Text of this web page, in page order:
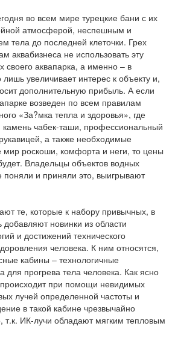
во всем мире турецкие бани с их
атмосферой, неспешным и
тела до последней клеточки. Грех
аквабизнеса не использовать эту
своего аквапарка, а именно – в
увеличивает интерес к объекту и,
дополнительную прибыль. А если
возведен по всем правилам
«За?мка тепла и здоровья», где
камень чабек-таши, профессиональный
а также необходимые
роскоши, комфорта и неги, то цены
Владельцы объектов водных
поняли и приняли это, выигрывают
те, которые к набору привычных, в
новинки из области
и достижений технического
человека. К ним относятся,
кабины – технологичные
для прогрева тела человека. Как ясно
происходит при помощи невидимых
лучей определенной частоты и
в такой кабине чрезвычайно
т.к. ИК-лучи обладают мягким тепловым